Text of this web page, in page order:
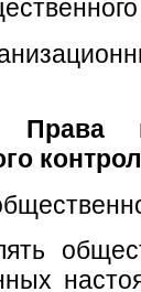
Права